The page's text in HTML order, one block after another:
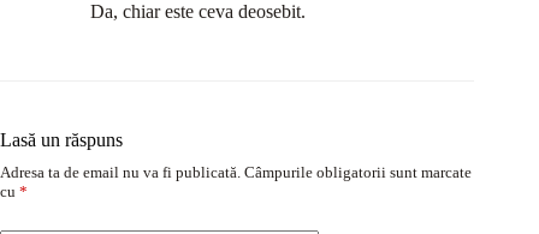
Da, chiar este ceva deosebit.
Lasă un răspuns
Adresa ta de email nu va fi publicată. Câmpurile obligatorii sunt marcate
cu *